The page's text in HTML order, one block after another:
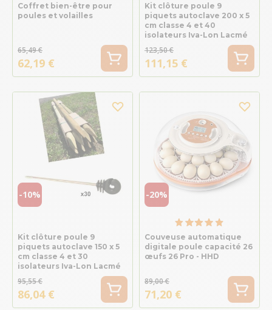
Coffret bien-être pour
poules et volailles
65,49 €
62,19 €
Kit clôture poule 9
piquets autoclave 200 x 5
cm classe 4 et 40
isolateurs Iva-Lon Lacmé
123,50 €
111,15 €
-10%
Kit clôture poule 9
piquets autoclave 150 x 5
cm classe 4 et 30
isolateurs Iva-Lon Lacmé
95,55 €
86,04 €
-20%
Couveuse automatique
digitale poule capacité 26
œufs 26 Pro - HHD
89,00 €
71,20 €